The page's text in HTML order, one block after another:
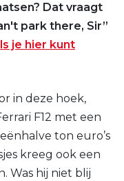
Dat vraagt
park there, Sir”
je hier kunt
in deze hoek,
F12 met een
ton euro’s
kreeg ook een
Was hij niet blij